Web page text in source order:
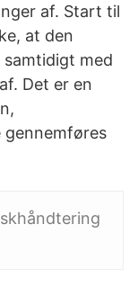
af. Start til
at den
med
Det er en